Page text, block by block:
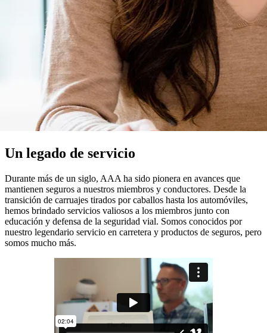
Un legado de servicio
Durante más de un siglo, AAA ha sido pionera en avances que
mantienen seguros a nuestros miembros y conductores. Desde la
transición de carruajes tirados por caballos hasta los automóviles,
hemos brindado servicios valiosos a los miembros junto con
educación y defensa de la seguridad vial. Somos conocidos por
nuestro legendario servicio en carretera y productos de seguros, pero
somos mucho más.